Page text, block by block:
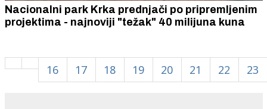
Nacionalni park Krka prednjači po pripremljenim
projektima - najnoviji "težak" 40 milijuna kuna
16 17 18 19 20 21 22 23